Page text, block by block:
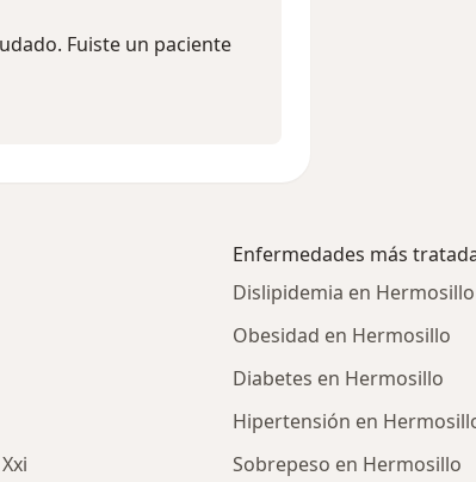
Fuiste un paciente
Enfermedades más
Dislipidemia en Hermosillo
Obesidad en Hermosillo
Diabetes en Hermosillo
Hipertensión en
Sobrepeso en Hermosillo